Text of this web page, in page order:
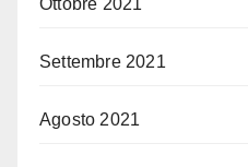
Ottobre 2021
Settembre 2021
Agosto 2021